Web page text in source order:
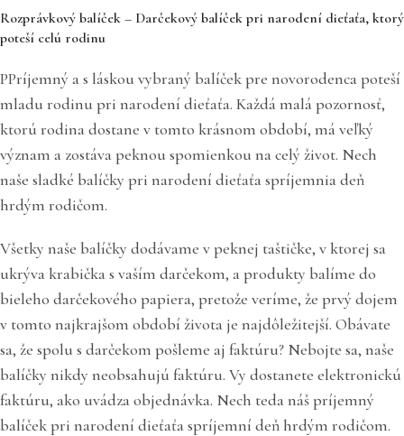
Rozprávkový balíček – Darčekový balíček pri narodení dieťaťa, ktorý
poteší celú rodinu
PPríjemný a s láskou vybraný balíček pre novorodenca poteší
mladu rodinu pri narodení dieťaťa. Každá malá pozornosť,
ktorú rodina dostane v tomto krásnom období, má veľký
význam a zostáva peknou spomienkou na celý život. Nech
naše sladké balíčky pri narodení dieťaťa spríjemnia deň
hrdým rodičom.
Všetky naše balíčky dodávame v peknej taštičke, v ktorej sa
ukrýva krabička s vaším darčekom, a produkty balíme do
bieleho darčekového papiera, pretože veríme, že prvý dojem
v tomto najkrajšom období života je najdôležitejší. Obávate
sa, že spolu s darčekom pošleme aj faktúru? Nebojte sa, naše
balíčky nikdy neobsahujú faktúru. Vy dostanete elektronickú
faktúru, ako uvádza objednávka. Nech teda náš príjemný
balíček pri narodení dieťaťa spríjemní deň hrdým rodičom.